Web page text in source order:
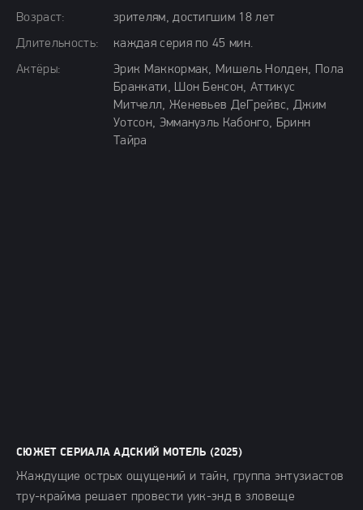
Возраст:
зрителям, достигшим 18 лет
Длительность:
каждая серия по 45 мин.
Актёры:
Эрик Маккормак, Мишель Нолден, Пола
Бранкати, Шон Бенсон, Аттикус
Митчелл, Женевьев ДеГрейвс, Джим
Уотсон, Эммануэль Кабонго, Бринн
Тайра
СЮЖЕТ СЕРИАЛА АДСКИЙ МОТЕЛЬ (2025)
Жаждущие острых ощущений и тайн, группа энтузиастов
тру-крайма решает провести уик-энд в зловеще